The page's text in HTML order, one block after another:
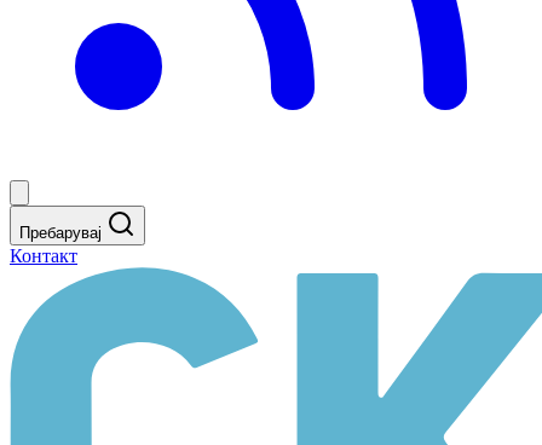
Пребарувај
Контакт